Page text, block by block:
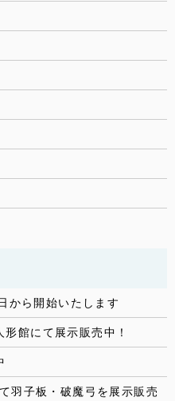
から開始いたします
館にて展示販売中！
羽子板・破魔弓を展示販売